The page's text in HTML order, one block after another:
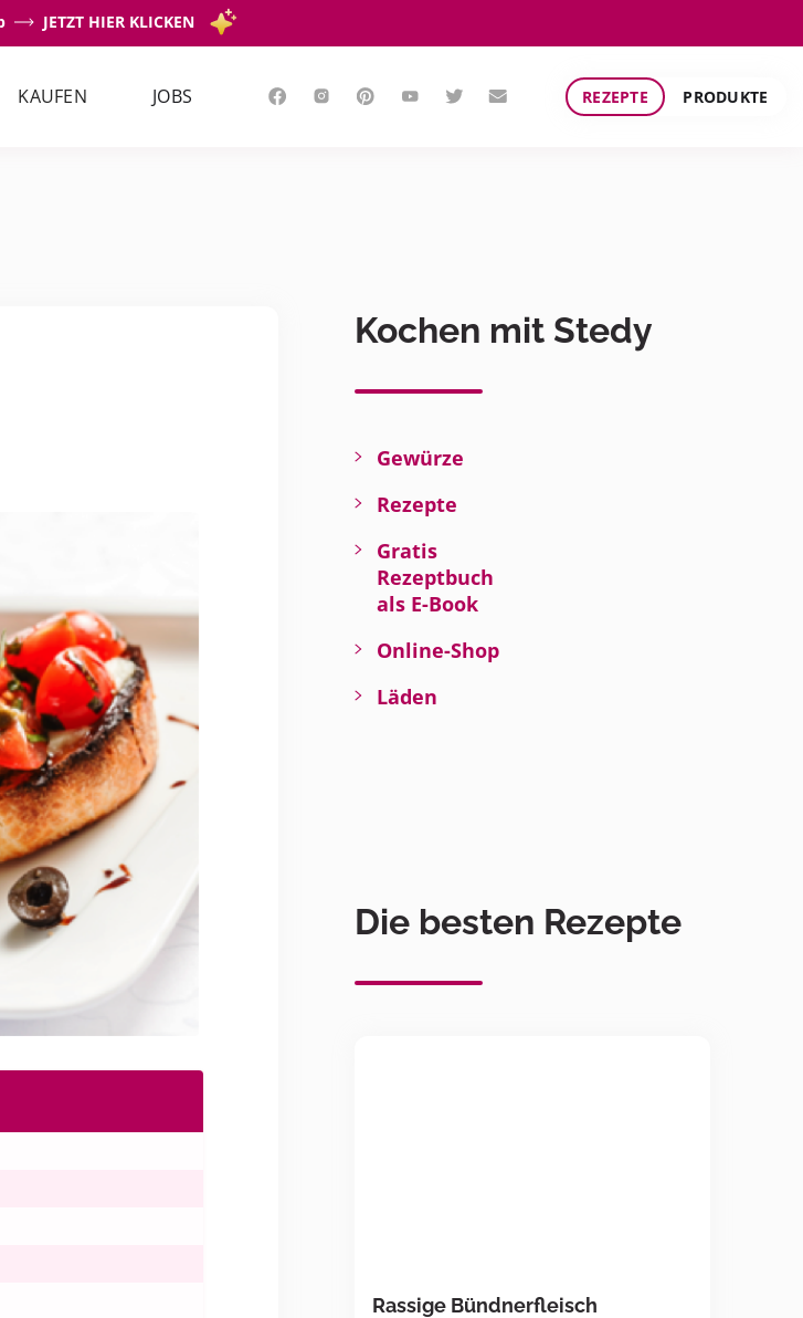
JETZT HIER KLICKEN
KAUFEN JOBS REZEPTE PRODUKTE
Kochen mit Stedy
Gewürze
Rezepte
Gratis
Rezeptbuch
als E-Book
Online-Shop
Läden
Die besten Rezepte
Rassige Bündnerfleisch